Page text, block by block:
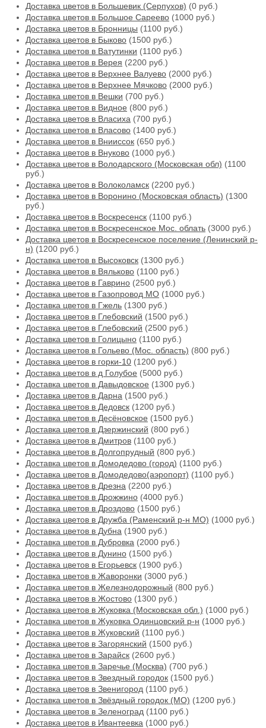
Доставка цветов в Большевик (Серпухов) (0 руб.)
Доставка цветов в Большое Сареево (1000 руб.)
Доставка цветов в Бронницы (1100 руб.)
Доставка цветов в Быково (1500 руб.)
Доставка цветов в Ватутинки (1100 руб.)
Доставка цветов в Верея (2200 руб.)
Доставка цветов в Верхнее Валуево (2000 руб.)
Доставка цветов в Верхнее Мячково (2000 руб.)
Доставка цветов в Вешки (700 руб.)
Доставка цветов в Видное (800 руб.)
Доставка цветов в Власиха (700 руб.)
Доставка цветов в Власово (1400 руб.)
Доставка цветов в Внииссок (650 руб.)
Доставка цветов в Внуково (1000 руб.)
Доставка цветов в Володарского (Московская обл) (1100
руб.)
Доставка цветов в Волоколамск (2200 руб.)
Доставка цветов в Воронино (Московская область) (1300
руб.)
Доставка цветов в Воскресенск (1100 руб.)
Доставка цветов в Воскресенское Мос. облать (3000 руб.)
Доставка цветов в Воскресенское поселение (Ленинский р-
н) (1200 руб.)
Доставка цветов в Высоковск (1300 руб.)
Доставка цветов в Вяльково (1100 руб.)
Доставка цветов в Гаврино (2500 руб.)
Доставка цветов в Газопровод МО (1000 руб.)
Доставка цветов в Гжель (1300 руб.)
Доставка цветов в Глебовский (1500 руб.)
Доставка цветов в Глебовский (2500 руб.)
Доставка цветов в Голицыно (1100 руб.)
Доставка цветов в Гольево (Мос. область) (800 руб.)
Доставка цветов в горки-10 (1200 руб.)
Доставка цветов в д Голубое (5000 руб.)
Доставка цветов в Давыдовское (1300 руб.)
Доставка цветов в Дарна (1500 руб.)
Доставка цветов в Дедовск (1200 руб.)
Доставка цветов в Десёновское (1500 руб.)
Доставка цветов в Дзержинский (800 руб.)
Доставка цветов в Дмитров (1100 руб.)
Доставка цветов в Долгопрудный (800 руб.)
Доставка цветов в Домодедово (город) (1100 руб.)
Доставка цветов в Домодедово(аэропорт) (1100 руб.)
Доставка цветов в Дрезна (2200 руб.)
Доставка цветов в Дрожжино (4000 руб.)
Доставка цветов в Дроздово (1500 руб.)
Доставка цветов в Дружба (Раменский р-н МО) (1000 руб.)
Доставка цветов в Дубна (1900 руб.)
Доставка цветов в Дубровка (2000 руб.)
Доставка цветов в Дунино (1500 руб.)
Доставка цветов в Егорьевск (1900 руб.)
Доставка цветов в Жаворонки (3000 руб.)
Доставка цветов в Железнодорожный (800 руб.)
Доставка цветов в Жостово (1300 руб.)
Доставка цветов в Жуковка (Московская обл.) (1000 руб.)
Доставка цветов в Жуковка Одинцовский р-н (1000 руб.)
Доставка цветов в Жуковский (1100 руб.)
Доставка цветов в Загорянский (1500 руб.)
Доставка цветов в Зарайск (2600 руб.)
Доставка цветов в Заречье (Москва) (700 руб.)
Доставка цветов в Звездный городок (1500 руб.)
Доставка цветов в Звенигород (1100 руб.)
Доставка цветов в Звёздный городок (МО) (1200 руб.)
Доставка цветов в Зеленоград (1100 руб.)
Доставка цветов в Ивантеевка (1000 руб.)